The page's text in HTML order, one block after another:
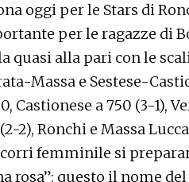
oggi per le Stars di
per le ragazze di
quasi alla pari con le
Massa e Sestese-
Castionese a 750 (3-1),
2), Ronchi e Massa Lucca
corri femminile si
rosa”: questo il nome